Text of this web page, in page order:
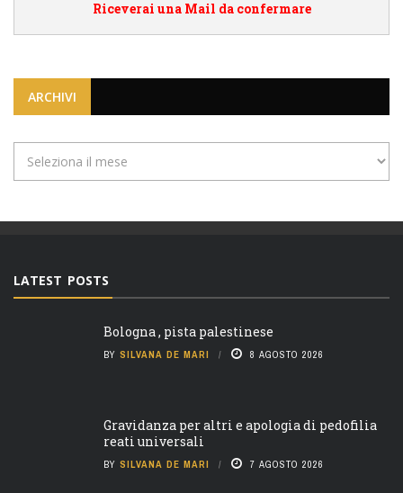
Riceverai una Mail da confermare
ARCHIVI
LATEST POSTS
Bologna , pista palestinese
BY SILVANA DE MARI 8 AGOSTO 2026
Gravidanza per altri e apologia di pedofilia
reati universali
BY SILVANA DE MARI 7 AGOSTO 2026